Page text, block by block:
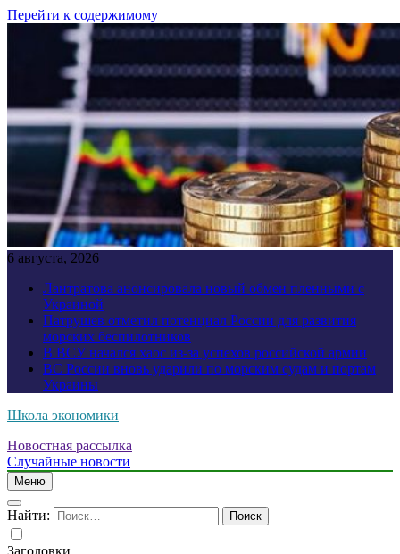
Перейти к содержимому
6 августа, 2026
Лантратова анонсировала новый обмен пленными с
Украиной
Патрушев отметил потенциал России для развития
морских беспилотников
В ВСУ начался хаос из-за успехов российской армии
ВС России вновь ударили по морским судам и портам
Украины
Школа экономики
Новостная рассылка
Случайные новости
Меню
Найти:
Заголовки